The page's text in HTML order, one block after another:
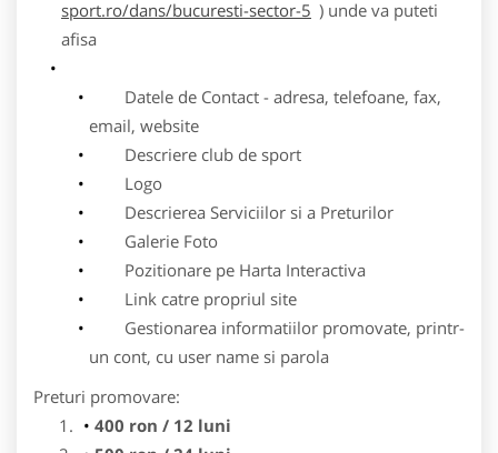
sport.ro/dans/bucuresti-sector-5 ) unde va puteti
afisa
Datele de Contact - adresa, telefoane, fax,
email, website
Descriere club de sport
Logo
Descrierea Serviciilor si a Preturilor
Galerie Foto
Pozitionare pe Harta Interactiva
Link catre propriul site
Gestionarea informatiilor promovate, printr-
un cont, cu user name si parola
Preturi promovare:
400 ron / 12 luni